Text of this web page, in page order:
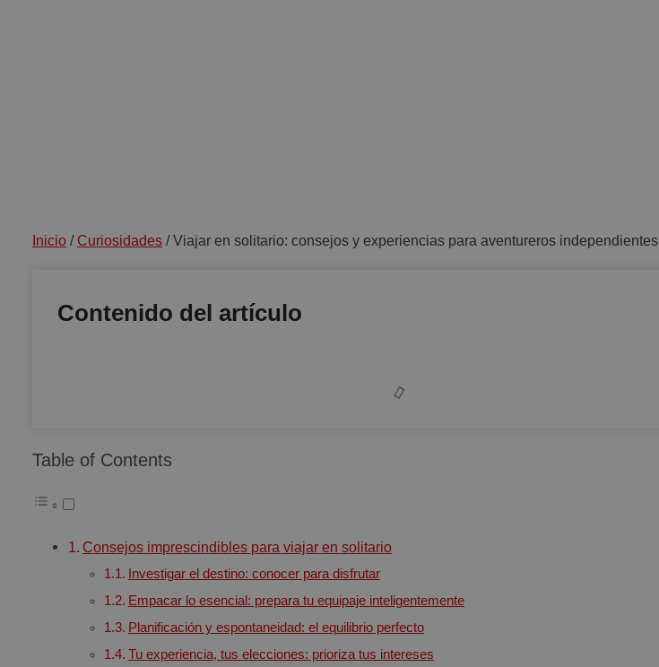
Inicio / Curiosidades /Viajar en solitario: consejos y experiencias para aventureros independientes
Contenido del artículo
Table of Contents
Consejos imprescindibles para viajar en solitario
Investigar el destino: conocer para disfrutar
Empacar lo esencial: prepara tu equipaje inteligentemente
Planificación y espontaneidad: el equilibrio perfecto
Tu experiencia, tus elecciones: prioriza tus intereses